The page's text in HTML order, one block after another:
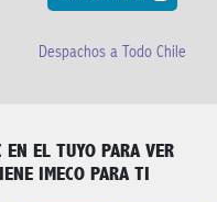
Despachos a Todo Chile
EN EL TUYO PARA VER
IMECO PARA TI